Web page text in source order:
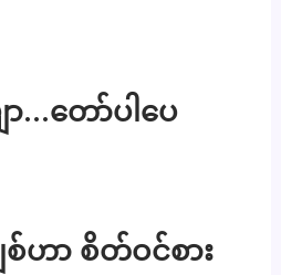
…တော်ပါပေ
ဟာ စိတ်ဝင်စား